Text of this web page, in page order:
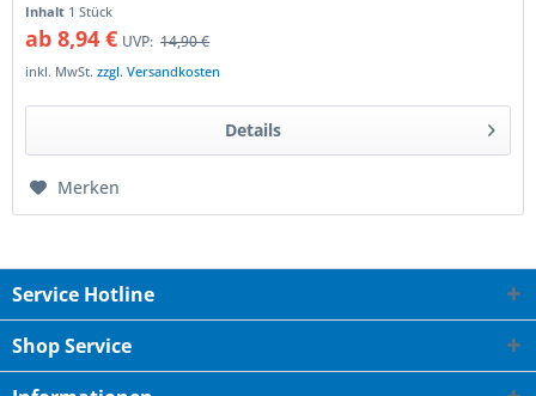
Inhalt 1 Stück
ab 8,94 € UVP: 14,90 €
inkl. MwSt.zzgl. Versandkosten
Details
Merken
Service Hotline
Shop Service